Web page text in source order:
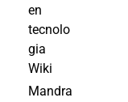
en
tecnolo
gia
Wiki
Mandra